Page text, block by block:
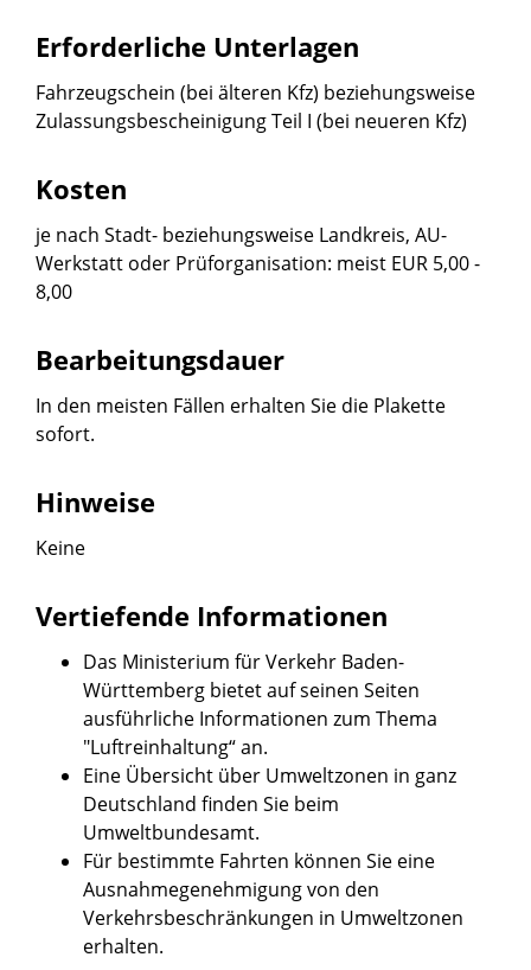
Erforderliche Unterlagen
Fahrzeugschein (bei älteren Kfz) beziehungsweise
Zulassungsbescheinigung Teil I (bei neueren Kfz)
Kosten
je nach Stadt- beziehungsweise Landkreis, AU-
Werkstatt oder Prüforganisation: meist EUR 5,00 -
8,00
Bearbeitungsdauer
In den meisten Fällen erhalten Sie die Plakette
sofort.
Hinweise
Keine
Vertiefende Informationen
Das Ministerium für Verkehr Baden-
Württemberg bietet auf seinen Seiten
ausführliche Informationen zum Thema
"Luftreinhaltung“ an.
Eine Übersicht über Umweltzonen in ganz
Deutschland finden Sie beim
Umweltbundesamt.
Für bestimmte Fahrten können Sie eine
Ausnahmegenehmigung von den
Verkehrsbeschränkungen in Umweltzonen
erhalten.